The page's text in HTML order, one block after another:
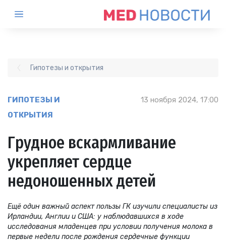
Гипотезы и открытия
ГИПОТЕЗЫ И
ОТКРЫТИЯ
13 ноября 2024, 17:00
Грудное вскармливание
укрепляет сердце
недоношенных детей
Ещё один важный аспект пользы ГК изучили специалисты из
Ирландии, Англии и США: у наблюдавшихся в ходе
исследования младенцев при условии получения молока в
первые недели после рождения сердечные функции